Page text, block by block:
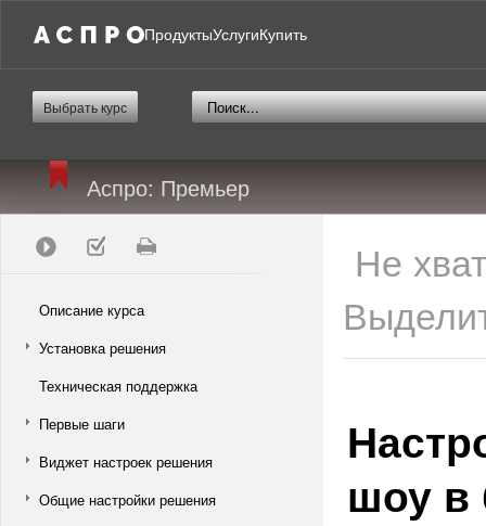
ПродуктыУслугиКупить
Выбрать курс
Аспро: Премьер
Описание курса
Установка решения
Техническая поддержка
Первые шаги
Виджет настроек решения
Общие настройки решения
Не
шоу в